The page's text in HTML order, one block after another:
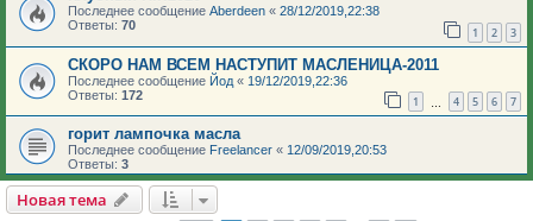
Последнее сообщение Aberdeen « 28/12/2019,22:38
Ответы: 70 1 2 3
СКОРО НАМ ВСЕМ НАСТУПИТ МАСЛЕНИЦА-2011
Последнее сообщение Йод « 19/12/2019,22:36
Ответы: 172 1 4 5 6 7
горит лампочка масла
Последнее сообщение Freelancer « 12/09/2019,20:53
Ответы: 3
Новая тема